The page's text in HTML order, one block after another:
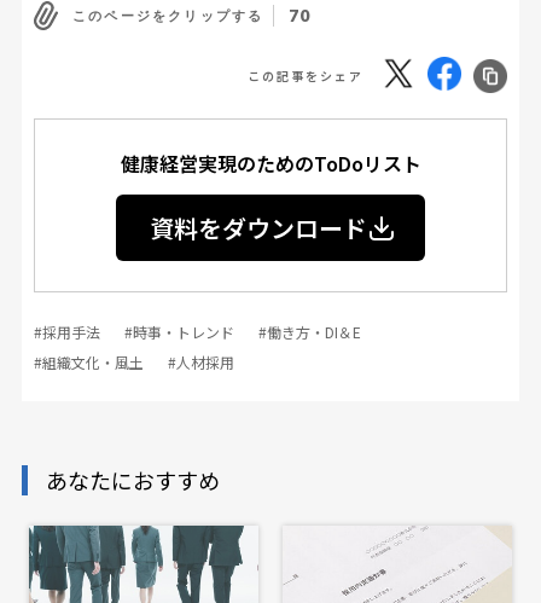
このページをクリップする 70
この記事をシェア
健康経営実現のためのToDoリスト
資料をダウンロード
#採用手法 #時事・トレンド
#働き方・DI＆E
#組織文化・風土
#人材採用
あなたにおすすめ